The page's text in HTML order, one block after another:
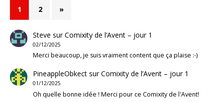
1 2 »
Steve surComixity de l’Avent – jour 1
02/12/2025
Merci beaucoup, je suis vraiment content que ça plaise :-)
PineappleObkectsurComixity de l’Avent – jour 1
01/12/2025
Oh quelle bonne idée ! Merci pour ce Comixity de l'Avent!